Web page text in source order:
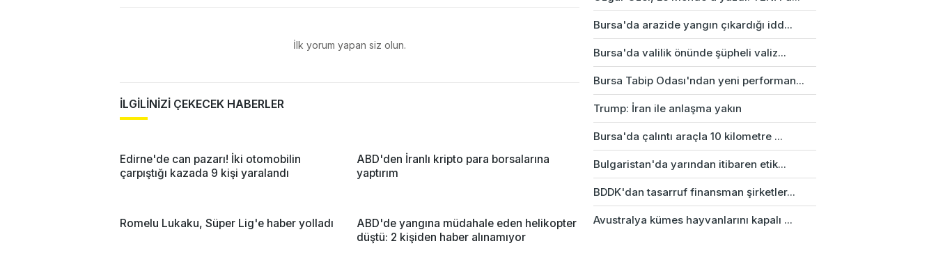
İlk yorum yapan siz olun.
İLGİLİNİZİ ÇEKECEK HABERLER
Edirne'de can pazarı! İki otomobilin
çarpıştığı kazada 9 kişi yaralandı
ABD'den İranlı kripto para borsalarına
yaptırım
Romelu Lukaku, Süper Lig'e haber yolladı
ABD'de yangına müdahale eden helikopter
düştü: 2 kişiden haber alınamıyor
Bursa'da arazide yangın çıkardığı idd...
Bursa'da valilik önünde şüpheli valiz...
Bursa Tabip Odası'ndan yeni performan...
Trump: İran ile anlaşma yakın
Bursa'da çalıntı araçla 10 kilometre ...
Bulgaristan'da yarından itibaren etik...
BDDK'dan tasarruf finansman şirketler...
Avustralya kümes hayvanlarını kapalı ...